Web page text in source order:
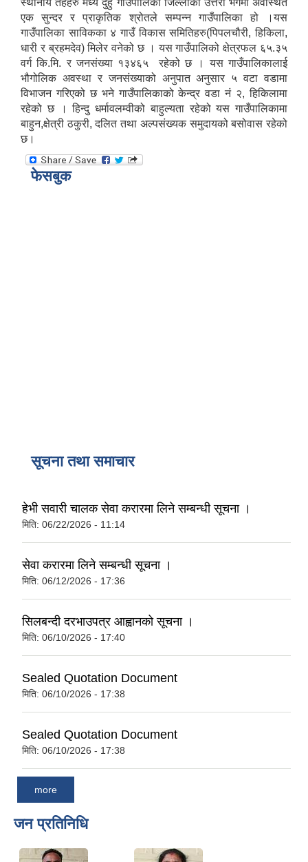
स्थानीय तहहरु मध्ये दुहुँ गाउँपालिका जिल्लाको उत्तरी भेगमा अवस्थित
एक सुन्दर र प्राकृतिक श्रोतले सम्पन्न गाउँपालिका हो ।यस
गाउँपालिका साविकका ४ गाउँ विकास समितिहरु(पिपलचौरी, हिकिला,
धारी र ब्रहमदेव) मिलेर वनेको छ । यस गाउँपालिको क्षेत्रफल ६५.३५
वर्ग कि.मि. र जनसंख्या १३४६५ रहेको छ । यस गाउँपालिकालाई
भौगोलिक अवस्था र जनसंख्याको अनुपात अनुसार ५ वटा वडामा
विभाजन गरिएको छ भने गाउँपालिकाको केन्द्र वडा नं २, हिकिलामा
रहेको छ । हिन्दु धर्मावलम्वीको बाहुल्यता रहेको यस गाउँपालिकामा
बाहुन,क्षेत्री ठकुरी, दलित तथा अल्पसंख्यक समुदायको बसोवास रहेको
छ।​
फेसबुक
सूचना तथा समाचार
हेभी सवारी चालक सेवा करारमा लिने सम्बन्धी सूचना ।
मिति: 06/22/2026 - 11:14
सेवा करारमा लिने सम्बन्धी सूचना ।
मिति: 06/12/2026 - 17:36
सिलबन्दी दरभाउपत्र आह्वानको सूचना ।
मिति: 06/10/2026 - 17:40
Sealed Quotation Document
मिति: 06/10/2026 - 17:38
Sealed Quotation Document
मिति: 06/10/2026 - 17:38
more
जन प्रतिनिधि